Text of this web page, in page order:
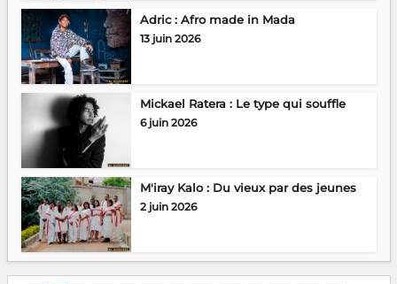
Adric : Afro made in Mada
13 juin 2026
Mickael Ratera : Le type qui souffle
6 juin 2026
M'iray Kalo : Du vieux par des jeunes
2 juin 2026